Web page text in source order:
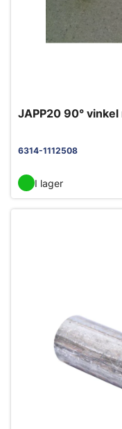
JAPP20 90°
6314-1112508
I lager